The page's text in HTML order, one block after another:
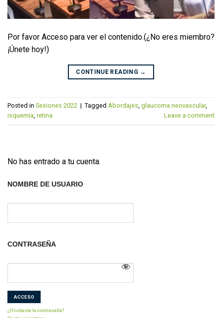
Por favor Acceso para ver el contenido.(¿No eres miembro?
¡Únete hoy!)
CONTINUE READING →
Posted in Sesiones 2022 | Tagged Abordajes, glaucoma neovascular,
isquemia, retina Leave a comment
No has entrado a tu cuenta.
NOMBRE DE USUARIO
CONTRASEÑA
¿Olvidaste la contraseña?